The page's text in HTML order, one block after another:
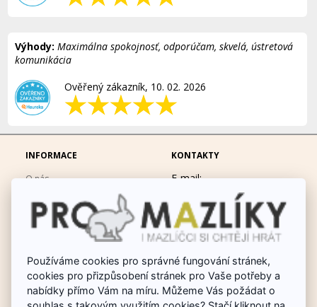
Výhody: Maximálna spokojnosť, odporúčam, skvelá, ústretová
komunikácia
Ověřený zákazník, 10. 02. 2026
INFORMACE
O nás
Doprava a platba
Ochrana osobních údajů
Obchodní podmínky
Fotogalerie
Odstoupit od smlouvy
Poradna chovu králíků
KONTAKTY
E-mail:
eshop@promazliky.eu
Mobil: 728677864
po-pá 9:00-19:00
Messenger:
hrackynejenprousacky
Používáme cookies pro správné fungování stránek,
cookies pro přizpůsobení stránek pro Vaše potřeby a
nabídky přímo Vám na míru. Můžeme Vás požádat o